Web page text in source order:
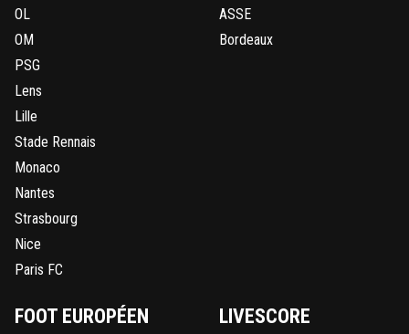
OL
OM
PSG
Lens
Lille
Stade Rennais
Monaco
Nantes
Strasbourg
Nice
Paris FC
ASSE
Bordeaux
FOOT EUROPÉEN LIVESCORE